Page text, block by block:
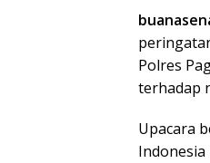
Polres
terhadap
Upacara